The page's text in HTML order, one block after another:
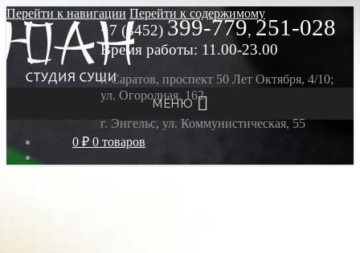
Перейти к навигации Перейти к содержимому
МЕНЮ
0 ₽ 0 товаров
+7 (8452) 399-779, 251-028
Время работы: 11.00-23.00
г. Саратов, проспект 50 Лет Октября, 4/10;
ул. Огородная, 162
г. Энгельс, ул. Коммунистическая, 55